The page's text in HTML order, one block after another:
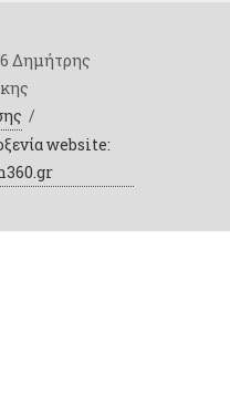
Δημήτρης
/
website: